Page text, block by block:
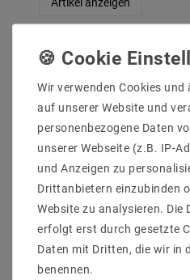
LED Strip 3528
Neutralweiß (4000K)
Wir verwenden Cookies und
auf unserer Website und
personenbezogene Daten
unserer Webseite (z.B. IP-
und Anzeigen zu
Drittanbietern einzubinden
Website zu analysieren. Die
erfolgt erst durch gesetzte
Daten mit Dritten, die wir in
benennen.